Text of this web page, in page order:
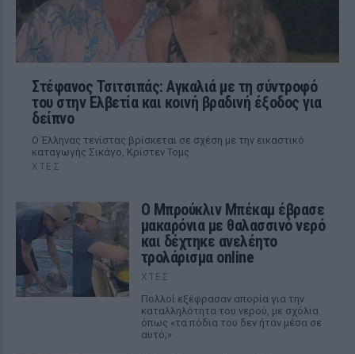
Στέφανος Τσιτσιπάς: Αγκαλιά με τη σύντροφό
του στην Ελβετία και κοινή βραδινή έξοδος για
δείπνο
Ο Έλληνας τενίστας βρίσκεται σε σχέση με την εικαστικό
καταγωγής Σικάγο, Κρίστεν Τομς
ΧΤΕΣ
Ο Μπρούκλιν Μπέκαμ έβρασε
μακαρόνια με θαλασσινό νερό
και δέχτηκε ανελέητο
τρολάρισμα online
ΧΤΕΣ
Πολλοί εξέφρασαν απορία για την
καταλληλότητα του νερού, με σχόλια
όπως «τα πόδια του δεν ήταν μέσα σε
αυτό;»